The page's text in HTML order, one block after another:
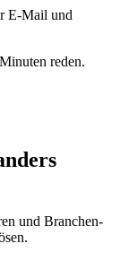
E-Mail und
reden.
und Branchen-